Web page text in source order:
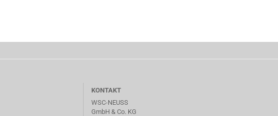
KONTAKT
WSC-NEUSS
GmbH & Co. KG